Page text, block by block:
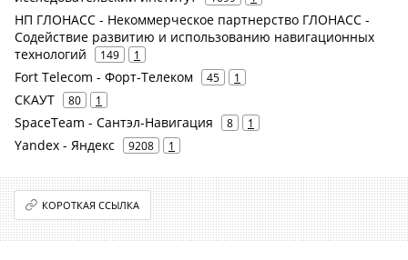
НП ГЛОНАСС - Некоммерческое партнерство ГЛОНАСС -
Содействие развитию и использованию навигационных
технологий
149 1
Fort Telecom - Форт-Телеком 45 1
СКАУТ 80 1
SpaceTeam - Сантэл-Навигация 8 1
Yandex - Яндекс 9208 1
КОРОТКАЯ ССЫЛКА